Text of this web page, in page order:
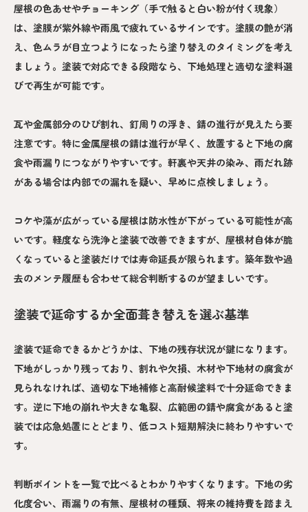
屋根の色あせやチョーキング（手で触ると白い粉が付く現象）
は、塗膜が紫外線や雨風で疲れているサインです。塗膜の艶が消
え、色ムラが目立つようになったら塗り替えのタイミングを考え
ましょう。塗装で対応できる段階なら、下地処理と適切な塗料選
びで再生が可能です。
瓦や金属部分のひび割れ、釘周りの浮き、錆の進行が見えたら要
注意です。特に金属屋根の錆は進行が早く、放置すると下地の腐
食や雨漏りにつながりやすいです。軒裏や天井の染み、雨だれ跡
がある場合は内部での漏れを疑い、早めに点検しましょう。
コケや藻が広がっている屋根は防水性が下がっている可能性が高
いです。軽度なら洗浄と塗装で改善できますが、屋根材自体が脆
くなっていると塗装だけでは寿命延長が限られます。築年数や過
去のメンテ履歴も合わせて総合判断するのが望ましいです。
塗装で延命するか全面葺き替えを選ぶ基準
塗装で延命できるかどうかは、下地の残存状況が鍵になります。
下地がしっかり残っており、割れや欠損、木材や下地材の腐食が
見られなければ、適切な下地補修と高耐候塗料で十分延命できま
す。逆に下地の崩れや大きな亀裂、広範囲の錆や腐食があると塗
装では応急処置にとどまり、低コスト短期解決に終わりやすいで
す。
判断ポイントを一覧で比べるとわかりやすくなります。下地の劣
化度合い、雨漏りの有無、屋根材の種類、将来の維持費を踏まえ